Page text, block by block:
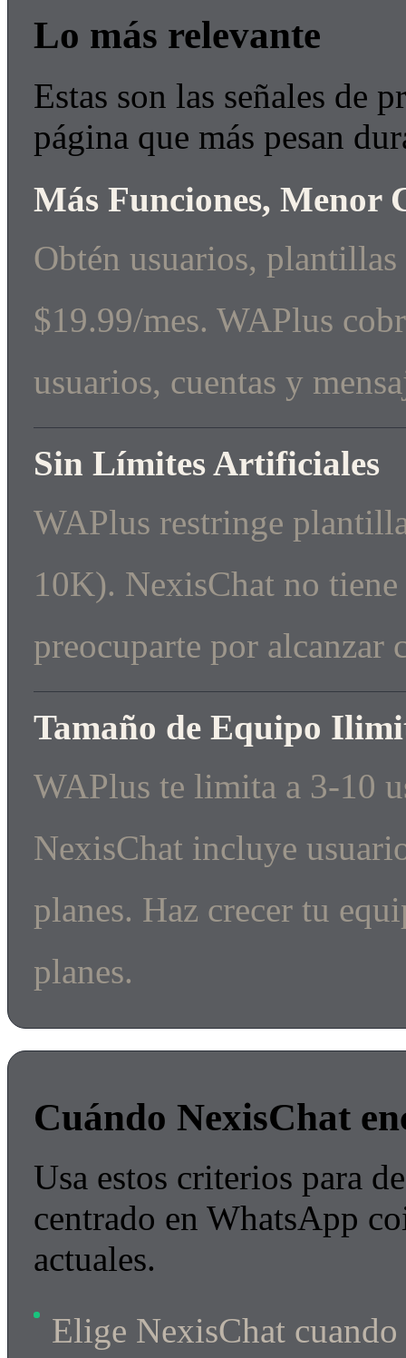
Lo más relevante
Estas son las señales de
página que más pesan
Más Funciones, Menor
Obtén usuarios,
$19.99/mes. WAPlus
usuarios, cuentas y
Sin Límites Artificiales
WAPlus restringe
10K). NexisChat no
preocuparte por alcanzar
Tamaño de Equipo
WAPlus te limita a 3-10
NexisChat incluye
planes. Haz crecer tu
planes.
Cuándo NexisChat
Usa estos criterios para
centrado en WhatsApp
actuales.
Elige NexisChat